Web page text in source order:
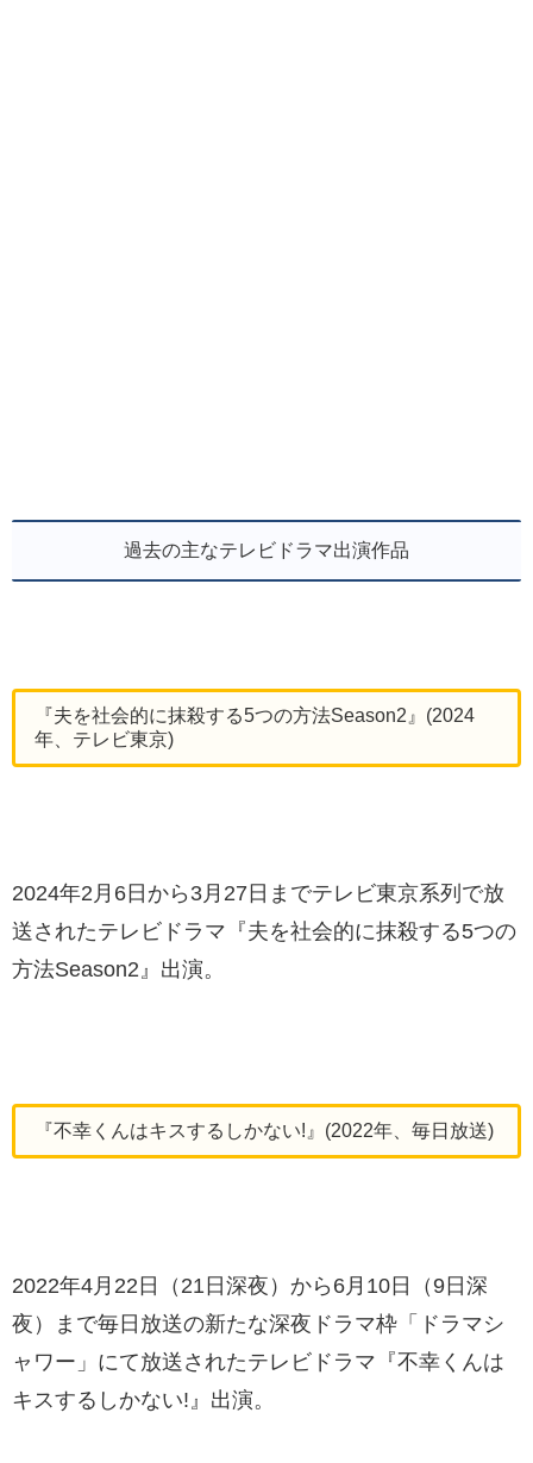
過去の主なテレビドラマ出演作品
『夫を社会的に抹殺する5つの方法Season2』(2024
年、テレビ東京)
2024年2月6日から3月27日までテレビ東京系列で放
送されたテレビドラマ『夫を社会的に抹殺する5つの
方法Season2』出演。
『不幸くんはキスするしかない!』(2022年、毎日放送)
2022年4月22日（21日深夜）から6月10日（9日深
夜）まで毎日放送の新たな深夜ドラマ枠「ドラマシ
ャワー」にて放送されたテレビドラマ『不幸くんは
キスするしかない!』出演。